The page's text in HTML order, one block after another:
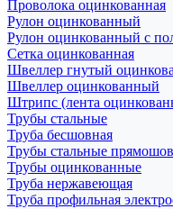
Проволока оцинкованная
Рулон оцинкованный
Рулон оцинкованный с
Сетка оцинкованная
Швеллер гнутый
Швеллер оцинкованный
Штрипс (лента
Трубы стальные
Труба бесшовная
Трубы стальные
Трубы оцинкованные
Труба нержавеющая
Труба профильная